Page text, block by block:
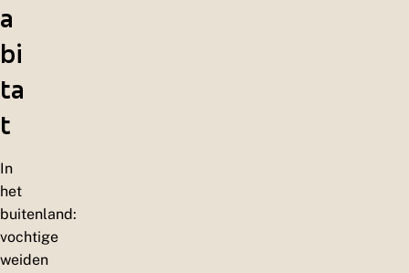
a
bi
ta
t
In
het
buitenland:
vochtige
weiden